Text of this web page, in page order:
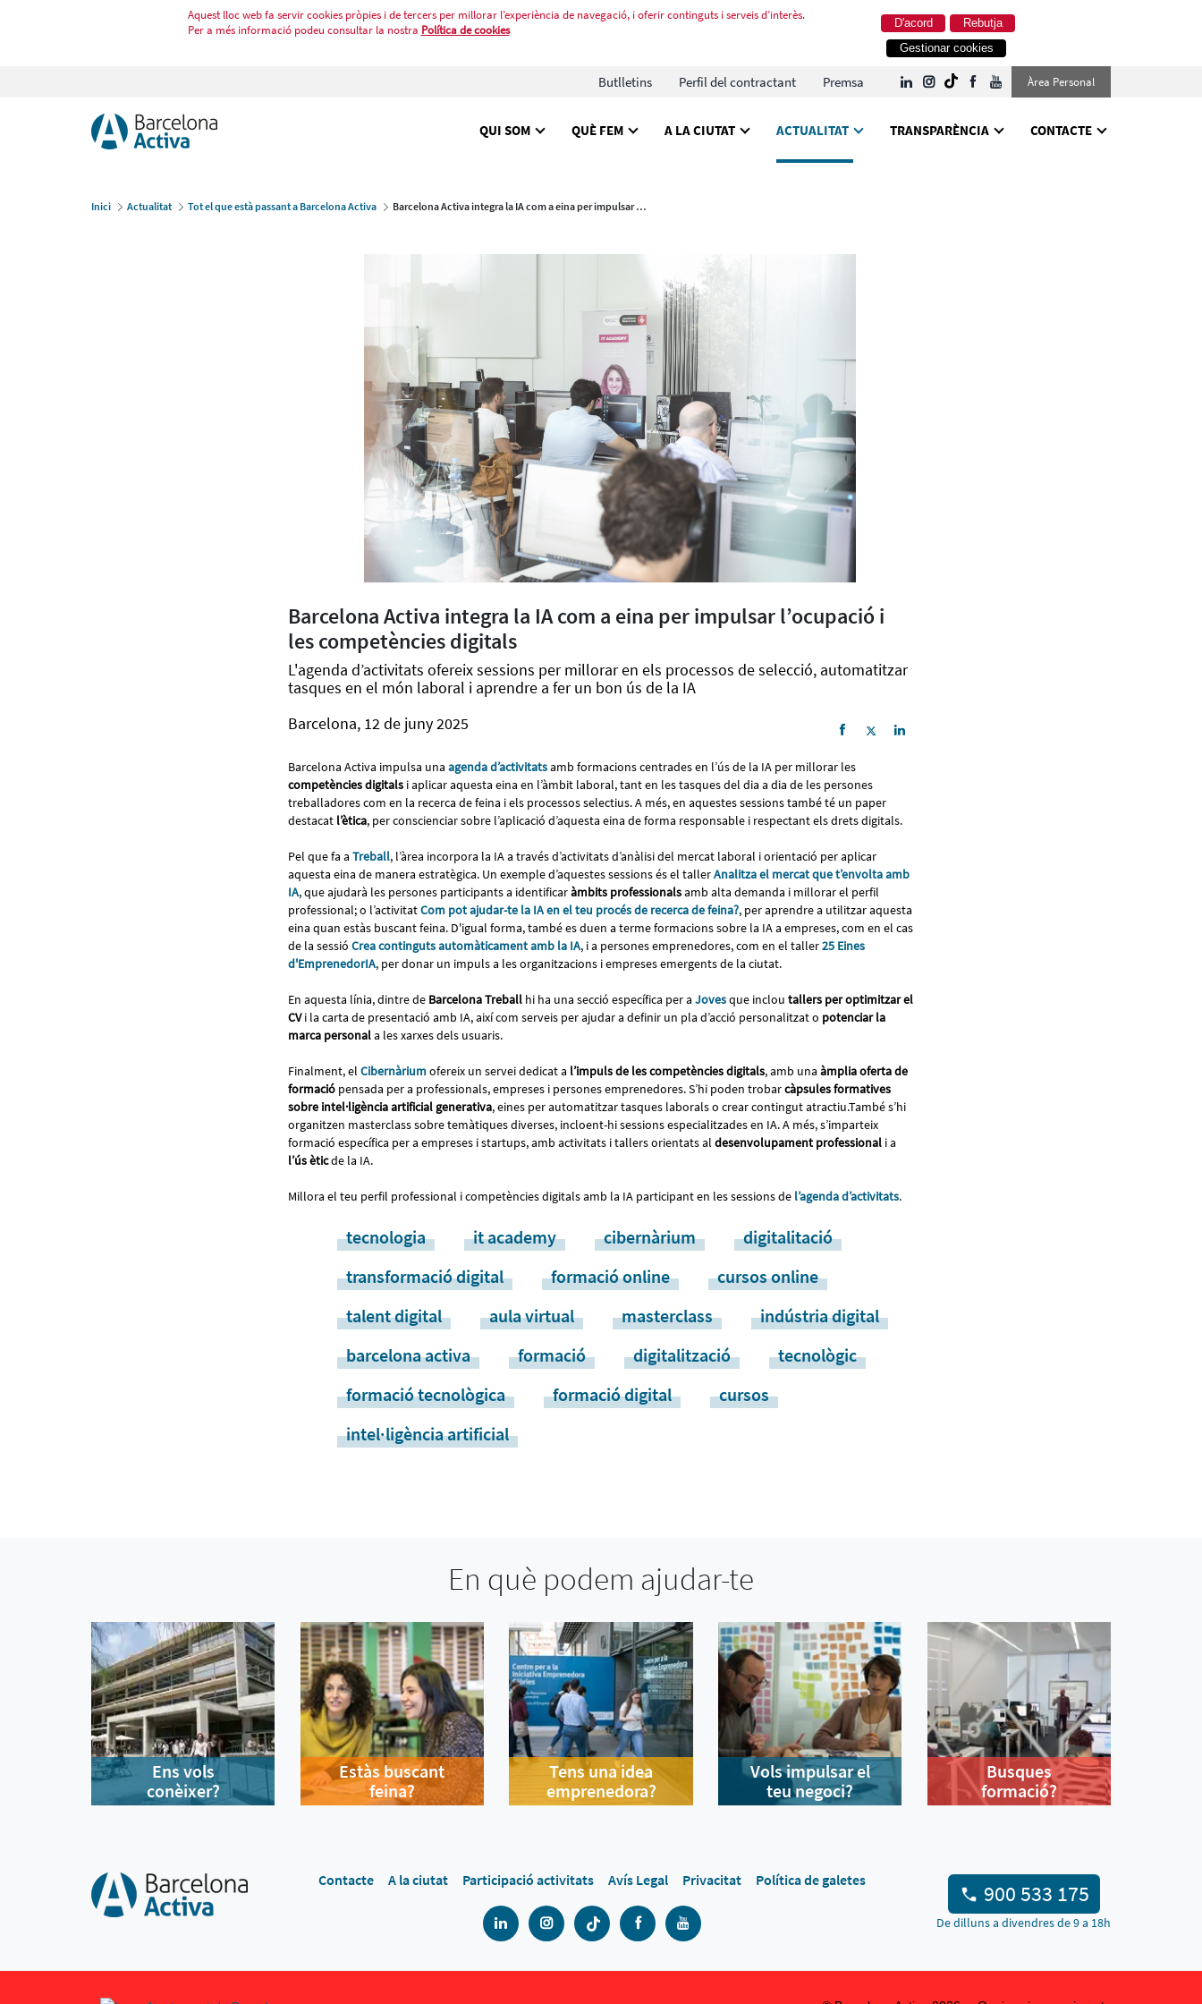
Aquest lloc web fa servir cookies pròpies i de tercers per millorar l’experiència de navegació, i oferir continguts i serveis d’interès.
Per a més informació podeu consultar la nostra Política de cookies Rebutja
D'acord
Gestionar cookies
Butlletins Perfil del contractant Premsa Àrea Personal
QUI SOM QUÈ FEM A LA CIUTAT ACTUALITAT TRANSPARÈNCIA CONTACTE
Inici Actualitat Tot el que està passant a Barcelona Activa Barcelona Activa integra la IA com a eina per impulsar l’ocupació i les competències digitals
Barcelona Activa integra la IA com a eina per impulsar l’ocupació i
les competències digitals
L'agenda d’activitats ofereix sessions per millorar en els processos de selecció, automatitzar
tasques en el món laboral i aprendre a fer un bon ús de la IA
Barcelona, 12 de juny 2025
Barcelona Activa impulsa una agenda d’activitatsamb formacions centrades en l’ús de la IA per millorar les
competències digitals i aplicar aquesta eina en l’àmbit laboral, tant en les tasques del dia a dia de les persones
treballadores com en la recerca de feina i els processos selectius. A més, en aquestes sessions també té un paper
destacat l’ètica, per conscienciar sobre l’aplicació d’aquesta eina de forma responsable i respectant els drets digitals.
Pel que fa a Treball, l’àrea incorpora la IA a través d’activitats d’anàlisi del mercat laboral i orientació per aplicar
aquesta eina de manera estratègica. Un exemple d’aquestes sessions és el tallerAnalitza el mercat que t’envolta amb
IA, que ajudarà les persones participants a identificaràmbits professionalsamb alta demanda i millorar el perfil
professional; o l’activitatCom pot ajudar-te la IA en el teu procés de recerca de feina?, per aprendre a utilitzar aquesta
eina quan estàs buscant feina. D'igual forma, també es duen a terme formacions sobre la IA a empreses, com en el cas
de la sessió Crea continguts automàticament amb la IA, i a persones emprenedores, com en el taller25 Eines
d'EmprenedorIA, per donar un impuls a les organitzacions i empreses emergents de la ciutat.
En aquesta línia, dintre de Barcelona Treball hi ha una secció específica per a Jovesque inclou tallers per optimitzar el
CVi la carta de presentació amb IA, així com serveis per ajudar a definir un pla d’acció personalitzat o potenciar la
marca personala les xarxes dels usuaris.
Finalment, el Cibernàriumofereix un servei dedicat a l’impuls de les competències digitals, amb una àmplia oferta de
formació pensada per a professionals, empreses i persones emprenedores. S’hi poden trobarcàpsules formatives
sobre intel·ligència artificial generativa, eines per automatitzar tasques laborals o crear contingut atractiu.També s’hi
organitzen masterclass sobre temàtiques diverses, incloent-hi sessions especialitzades en IA. A més, s’imparteix
formació específica per a empreses i startups, amb activitats i tallers orientats al desenvolupament professional i a
l’ús èticde la IA.
Millora el teu perfil professional i competències digitals amb la IA participant en les sessions de l’agenda d’activitats.
tecnologia it academy cibernàrium
digitalitació
transformació digital
formació online
cursos online
talent digital
aula virtual masterclass
indústria digital
barcelona activa
formació digitalització
tecnològic
formació tecnològica
formació digital
cursos
intel·ligència artificial
En què podem ajudar-te
Ens vols
conèixer?
Estàs buscant
feina?
Tens una idea
emprenedora?
Vols impulsar el
teu negoci?
Busques
formació?
Contacte A la ciutat Participació activitats Avís Legal Privacitat Política de galetes
900 533 175
De dilluns a divendres de 9 a 18h